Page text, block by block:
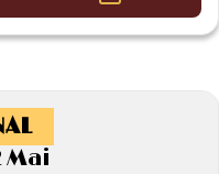
Mai